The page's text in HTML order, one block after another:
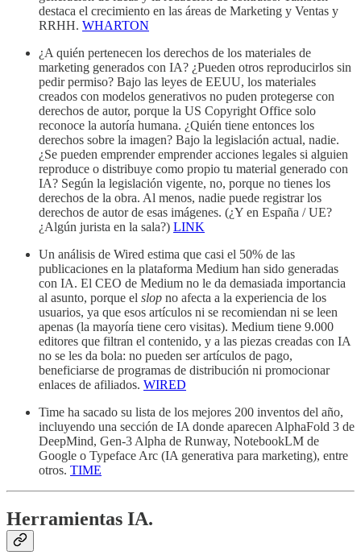
destaca el crecimiento en las áreas de Marketing y Ventas y
RRHH. WHARTON
¿A quién pertenecen los derechos de los materiales de
marketing generados con IA? ¿Pueden otros reproducirlos sin
pedir permiso? Bajo las leyes de EEUU, los materiales
creados con modelos generativos no puden protegerse con
derechos de autor, porque la US Copyright Office solo
reconoce la autoría humana. ¿Quién tiene entonces los
derechos sobre la imagen? Bajo la legislación actual, nadie.
¿Se pueden emprender emprender acciones legales si alguien
reproduce o distribuye como propio tu material generado con
IA? Según la legislación vigente, no, porque no tienes los
derechos de la obra. Al menos, nadie puede registrar los
derechos de autor de esas imágenes. (¿Y en España / UE?
¿Algún jurista en la sala?) LINK
Un análisis de Wired estima que casi el 50% de las
publicaciones en la plataforma Medium han sido generadas
con IA. El CEO de Medium no le da demasiada importancia
al asunto, porque el slop no afecta a la experiencia de los
usuarios, ya que esos artículos ni se recomiendan ni se leen
apenas (la mayoría tiene cero visitas). Medium tiene 9.000
editores que filtran el contenido, y a las piezas creadas con IA
no se les da bola: no pueden ser artículos de pago,
beneficiarse de programas de distribución ni promocionar
enlaces de afiliados. WIRED
Time ha sacado su lista de los mejores 200 inventos del año,
incluyendo una sección de IA donde aparecen AlphaFold 3 de
DeepMind, Gen-3 Alpha de Runway, NotebookLM de
Google o Typeface Arc (IA generativa para marketing), entre
otros. TIME
Herramientas IA.